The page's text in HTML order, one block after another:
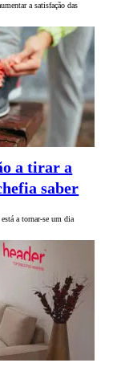
a satisfação das
a tirar a
saber
a tornar-se um dia